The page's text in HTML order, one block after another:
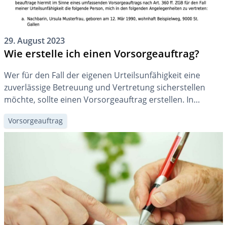
29. August 2023
Wie erstelle ich einen Vorsorgeauftrag?
Wer für den Fall der eigenen Urteilsunfähigkeit eine
zuverlässige Betreuung und Vertretung sicherstellen
möchte, sollte einen Vorsorgeauftrag erstellen. In
diesem Beitrag zeigen wir, wie Sie auf DeinAdieu Ihren
Vorsorgeauftrag einfach erstellen.
Vorsorgeauftrag